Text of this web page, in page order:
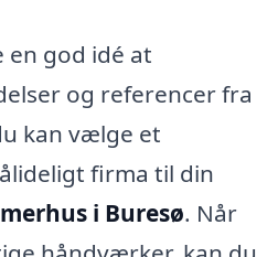
en god idé at
og referencer fra
kan vælge et
firma til din
i Buresø. Når